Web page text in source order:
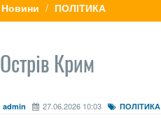
Новини ПОЛІТИКА
Острів Крим
admin 27.06.2026 10:03 ПОЛІТИКА